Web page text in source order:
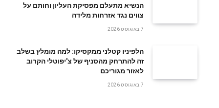
הנשיא מתעלם מפסיקת העליון וחותם על
צווים נגד אזרחות מלידה
7 באוגוסט 2026
הלפיניו קטלני ממקסיקו: למה מומלץ בשלב
זה להתרחק מהסניף של צ'יפוטלי הקרוב
לאזור מגוריכם
7 באוגוסט 2026